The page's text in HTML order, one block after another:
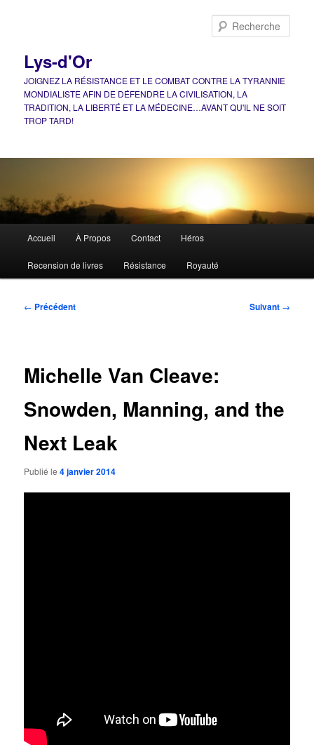
Lys-d'Or
JOIGNEZ LA RÉSISTANCE ET LE COMBAT CONTRE LA TYRANNIE
MONDIALISTE AFIN DE DÉFENDRE LA CIVILISATION, LA
TRADITION, LA LIBERTÉ ET LA MÉDECINE…AVANT QU'IL NE SOIT
TROP TARD!
principal
Accueil À Propos Contact Héros
Recension de livres Résistance Royauté
Navigation
← Précédent Suivant →
Michelle Van Cleave:
Snowden, Manning, and the
Next Leak
Publié le4 janvier 2014